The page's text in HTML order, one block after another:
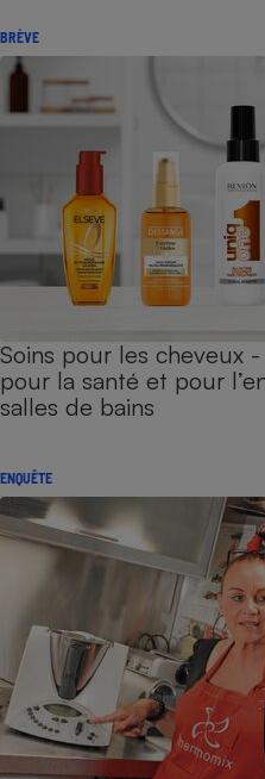
BRÈVE
Soins pour les cheveux
pour la santé et pour
salles de bains
ENQUÊTE